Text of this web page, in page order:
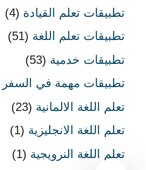
تطبيقات تعلم القيادة (4)
تطبيقات تعلم اللغة (51)
تطبيقات خدمية (53)
تطبيقات مهمة في السفر
تعلم اللغة الالمانية (23)
تعلم اللغة الانجليزية (1)
تعلم اللغة النرويجية (1)